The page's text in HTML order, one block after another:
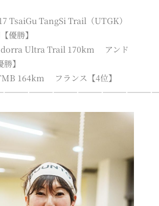
TsaiGu TangSi Trail（UTGK）
優勝】
Ultra Trail 170km アンド
】
164km フランス【4位】